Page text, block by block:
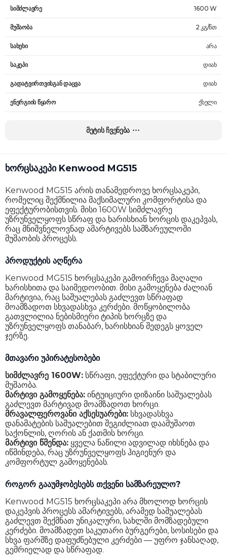
სიმძლავრე 1600 W
მუშაობა 2 კგ/წთ
სახეხი არა
საკეპი დიახ
გადატვირთვისგან დაცვა დიახ
ენერგიის წყარო ქსელი
გარანტია 24 თვე
მეტის ჩვენება
ხორცსაკეპი Kenwood MG515
Kenwood MG515 არის თანამედროვე ხორცსაკეპი,
რომელიც შექმნილია მაქსიმალური კომფორტისა და
ეფექტურობისთვის. მისი 1600W სიმძლავრე
უზრუნველყოფს სწრაფ და ხარისხიან ხორცის დაკეპვას,
რაც მნიშვნელოვნად ამარტივებს სამზარეულოში
მუშაობის პროცესს.
პროდუქტის აღწერა
Kenwood MG515 ხორცსაკეპი გამოირჩევა მაღალი
ხარისხითა და საიმედოობით. მისი გამოყენება ძალიან
მარტივია, რაც საშუალებას გაძლევთ სწრაფად
მოამზადოთ სხვადასხვა კერძები. მოწყობილობა
გათვლილია ნებისმიერი ტიპის ხორცზე და
უზრუნველყოფს თანაბარ, ხარისხიან შედეგს ყოველ
ჯერზე.
მთავარი უპირატესობები
სიმძლავრე 1600W: სწრაფი, ეფექტური და სტაბილური
მუშაობა.
მარტივი გამოყენება: ინტუიციური დიზაინი საშუალებას
გაძლევთ მარტივად მოამზადოთ ხორცი.
მრავალფეროვანი აქსესუარები: სხვადასხვა
დანამატების საშუალებით შეგიძლიათ დაამუშაოთ
საქონლის, ღორის ან ქათმის ხორცი.
მარტივი წმენდა: ყველა ნაწილი ადვილად იხსნება და
იწმინდება, რაც უზრუნველყოფს ჰიგიენურ და
კომფორტულ გამოყენებას.
როგორ გააუმჯობესებს თქვენი სამზარეულო?
Kenwood MG515 ხორცსაკეპი არა მხოლოდ ხორცის
დაკეპვის პროცესს ამარტივებს, არამედ საშუალებას
გაძლევთ შექმნათ უნიკალური, სახლში მომზადებული
კერძები. მოამზადეთ საკუთარი ბურგერები, სოსისები და
სხვა ფარშზე დაფუძნებული კერძები — უფრო ჯანსაღად,
გემრიელად და სწრაფად.